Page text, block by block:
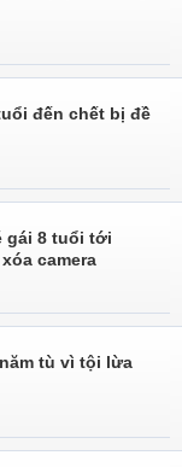
đến chết bị đề
gái 8 tuổi tới
camera
năm tù vì tội lừa